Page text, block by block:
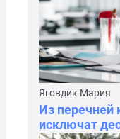
Яговдик Мария
Из перечней
исключат